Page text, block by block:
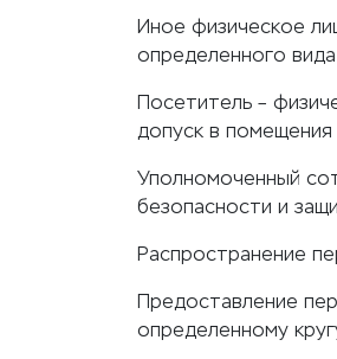
Иное физическое
определенного
Посетитель –
допуск в
Уполномоченный
безопасности и
Распространение
Предоставление
определенному